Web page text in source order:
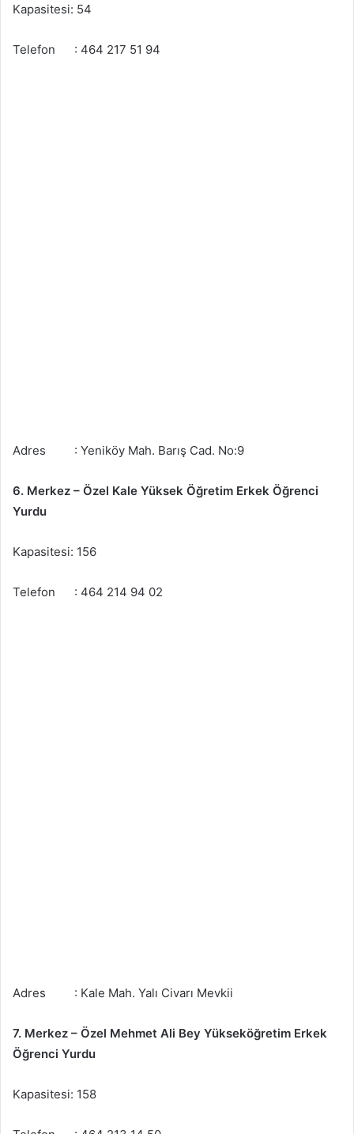
Kapasitesi: 54
Telefon : 464 217 51 94
Adres : Yeniköy Mah. Barış Cad. No:9
6. Merkez – Özel Kale Yüksek Öğretim Erkek Öğrenci
Yurdu
Kapasitesi: 156
Telefon : 464 214 94 02
Adres : Kale Mah. Yalı Civarı Mevkii
7. Merkez – Özel Mehmet Ali Bey Yükseköğretim Erkek
Öğrenci Yurdu
Kapasitesi: 158